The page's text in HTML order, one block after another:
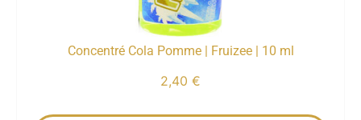
Concentré Cola Pomme | Fruizee | 10 ml
2,40 €